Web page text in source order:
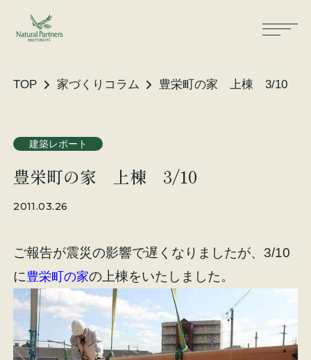
TOP 家づくりコラム 豊栄町の家 上棟 3/10
建築レポート
豊栄町の家 上棟 3/10
2011.03.26
ご報告が震災の影響で遅くなりましたが、3/10
に豊栄町の家の上棟をいたしました。
大工が建てる家
気候風土適応住宅
性能・素材
リノベーション
保証・保険